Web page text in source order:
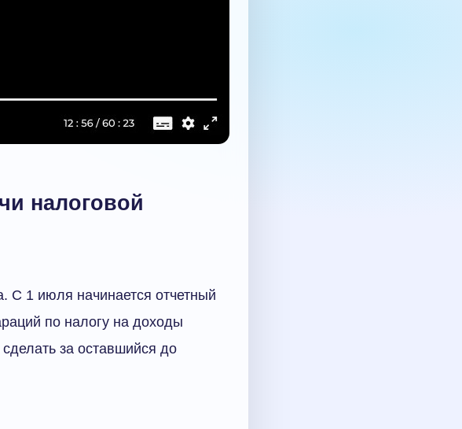
налоговой
С 1 июля начинается отчетный
по налогу на доходы
за оставшийся до